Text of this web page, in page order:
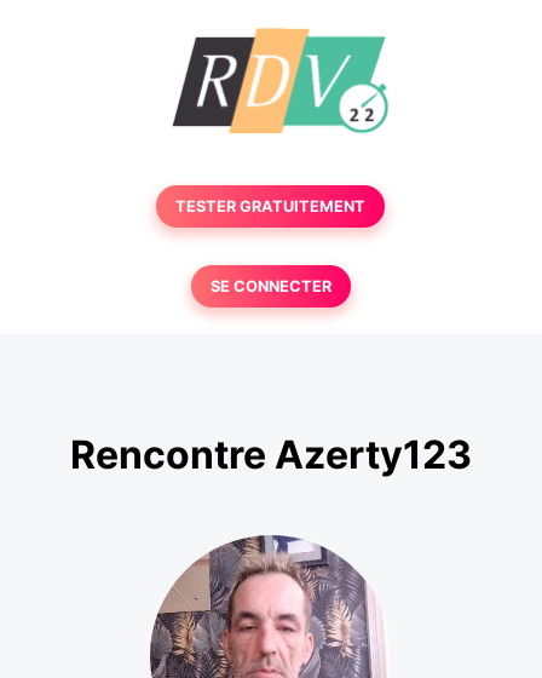
TESTER GRATUITEMENT
SE CONNECTER
Rencontre Azerty123